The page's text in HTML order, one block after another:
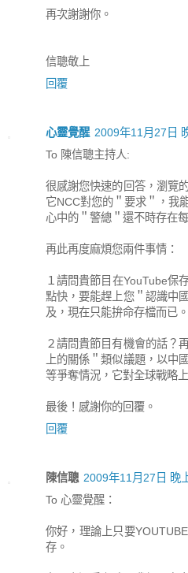
再次謝謝你。
信聰敬上
回覆
心靈覺醒 2009年11月27日
To 陳信聰主持人:
很感謝您快速的回答，瀏覽
它NCC對您的＂要求＂，我
心中的＂警總＂還不時存在
再此再度麻煩您兩件事情：
１請問貴節目在YouTube保
點快，要能趕上您＂認識中
及，現在只能拚命存檔而已。
２請問貴節目有機會的話？
上的關係＂類似議題，以中
等爭奪情況，它對全球戰略
最後！感謝你的回覆。
回覆
陳信聰 2009年11月27日 晚
To 心靈覺醒：
你好，理論上只要
存。